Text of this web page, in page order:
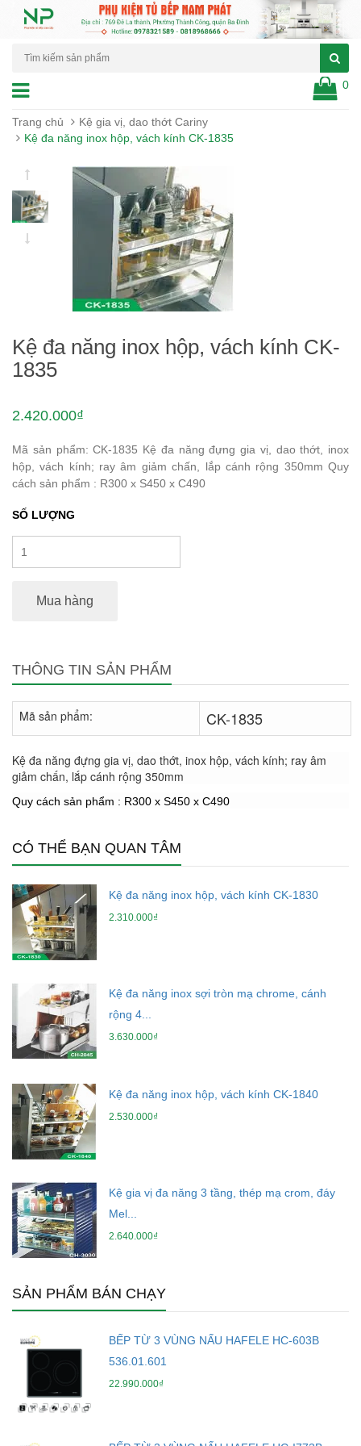
0
Trang chủ
Kệ gia vị, dao thớt Cariny
Kệ đa năng inox hộp, vách kính CK-1835
Kệ đa năng inox hộp, vách kính CK-
1835
2.420.000₫
Mã sản phẩm: CK-1835 Kệ đa năng đựng gia vị, dao thớt, inox
hộp, vách kính; ray âm giảm chấn, lắp cánh rộng 350mm Quy
cách sản phẩm : R300 x S450 x C490
SỐ LƯỢNG
Mua hàng
THÔNG TIN SẢN PHẨM
Mã sản phẩm: CK-1835
Kệ đa năng đựng gia vị, dao thớt, inox hộp, vách kính; ray âm
giảm chấn, lắp cánh rộng 350mm
Quy cách sản phẩm : R300 x S450 x C490
CÓ THỂ BẠN QUAN TÂM
Kệ đa năng inox hộp, vách kính CK-1830
2.310.000₫
Kệ đa năng inox sợi tròn mạ chrome, cánh
rộng 4...
3.630.000₫
Kệ đa năng inox hộp, vách kính CK-1840
2.530.000₫
Kệ gia vị đa năng 3 tầng, thép mạ crom, đáy
Mel...
2.640.000₫
SẢN PHẨM BÁN CHẠY
BẾP TỪ 3 VÙNG NẤU HAFELE HC-603B
536.01.601
22.990.000₫